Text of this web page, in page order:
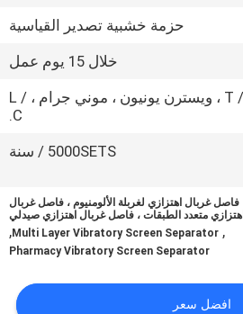
حزمة خشبية تصدير القياسية
خلال 15 يوم عمل
T / T ، ويسترن يونيون ، موني جرام ، L /
C.
5000SETS / سنة
فاصل غربال اهتزازي لغربلة الألومنيوم ، فاصل غربال
اهتزازي متعدد الطبقات ، فاصل غربال اهتزازي صيدلي
,
Multi Layer Vibratory Screen Separator
,
Pharmacy Vibratory Screen Separator
افضل سعر